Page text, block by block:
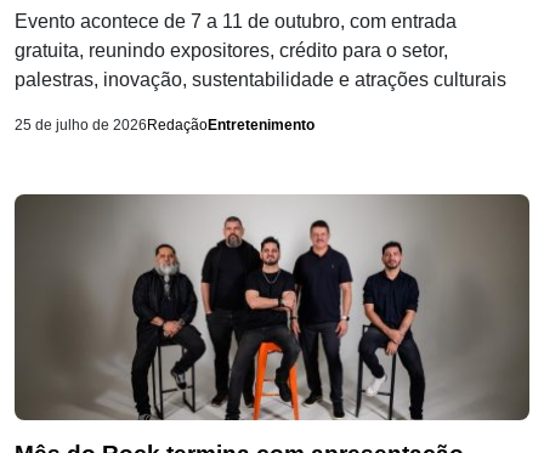
Evento acontece de 7 a 11 de outubro, com entrada
gratuita, reunindo expositores, crédito para o setor,
palestras, inovação, sustentabilidade e atrações culturais
25 de julho de 2026 RedaçãoEntretenimento